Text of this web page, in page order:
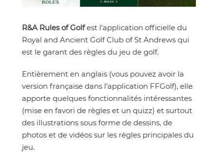
R&A Rules of Golfest l’application officielle du
Royal and Ancient Golf Club of St Andrews qui
est le garant des règles du jeu de golf.
Entièrement en anglais (vous pouvez avoir la
version française dans l’application FFGolf), elle
apporte quelques fonctionnalités intéressantes
(mise en favori de règles et un quizz) et surtout
des illustrations sous forme de dessins, de
photos et de vidéos sur les règles principales du
jeu.